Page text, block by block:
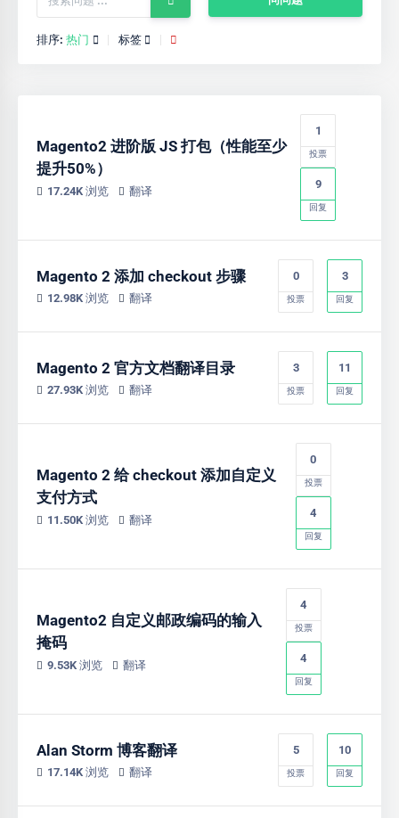
排序: 热门 标签
Magento2 进阶版 JS 打包（性能至少
提升50%）
17.24K 浏览 翻译
1
投票
9
回复
Magento 2 添加 checkout 步骤
12.98K 浏览 翻译
0
投票
3
回复
Magento 2 官方文档翻译目录
27.93K 浏览 翻译
3
投票
11
回复
Magento 2 给 checkout 添加自定义
支付方式
11.50K 浏览 翻译
0
投票
4
回复
Magento2 自定义邮政编码的输入
掩码
9.53K 浏览 翻译
4
投票
4
回复
Alan Storm 博客翻译
17.14K 浏览 翻译
5
投票
10
回复